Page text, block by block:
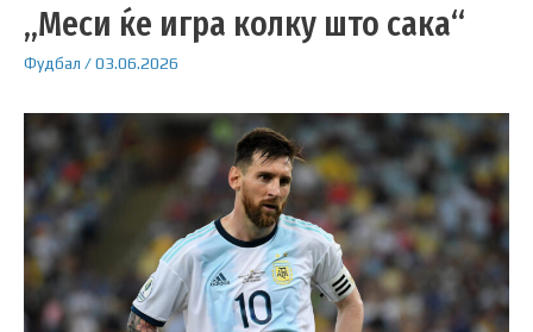
„Меси ќе игра колку што сака“
Фудбал /03.06.2026